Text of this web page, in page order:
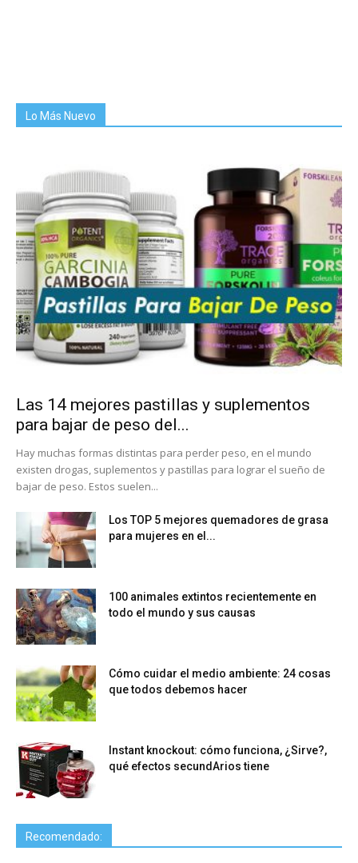
Lo Más Nuevo
Las 14 mejores pastillas y suplementos
para bajar de peso del...
Hay muchas formas distintas para perder peso, en el mundo
existen drogas, suplementos y pastillas para lograr el sueño de
bajar de peso. Estos suelen...
Los TOP 5 mejores quemadores de grasa
para mujeres en el...
100 animales extintos recientemente en
todo el mundo y sus causas
Cómo cuidar el medio ambiente: 24 cosas
que todos debemos hacer
Instant knockout: cómo funciona, ¿Sirve?,
qué efectos secundArios tiene
Recomendado: